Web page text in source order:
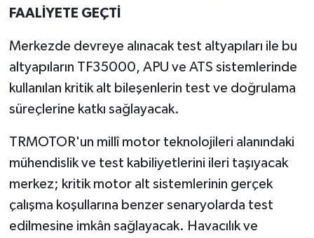
FAALİYETE GEÇTİ
Merkezde devreye alınacak test altyapıları ile bu
altyapıların TF35000, APU ve ATS sistemlerinde
kullanılan kritik alt bileşenlerin test ve doğrulama
süreçlerine katkı sağlayacak.
TRMOTOR'un millî motor teknolojileri alanındaki
mühendislik ve test kabiliyetlerini ileri taşıyacak
merkez; kritik motor alt sistemlerinin gerçek
çalışma koşullarına benzer senaryolarda test
edilmesine imkân sağlayacak. Havacılık ve